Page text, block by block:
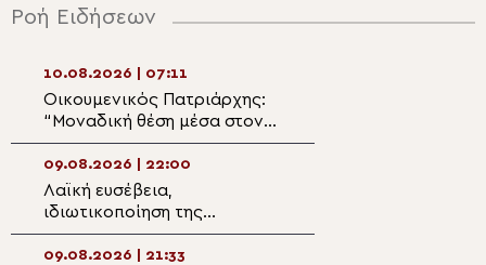
Ροή Ειδήσεων
10.08.2026 | 07:11
Οικουμενικός Πατριάρχης:
“Μοναδική θέση μέσα στον
Ορθόδοξο Μοναχισμό
κατέχει το Άγιον Όρος”
09.08.2026 | 22:00
Λαϊκή ευσέβεια,
ιδιωτικοποίηση της
θρησκείας και ποιμαντική
μεταμόρφωση της ατομικής
09.08.2026 | 21:33